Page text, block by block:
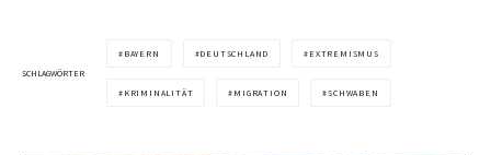
SCHLAGWÖRTER
BAYERN DEUTSCHLAND EXTREMISMUS
KRIMINALITÄT MIGRATION SCHWABEN